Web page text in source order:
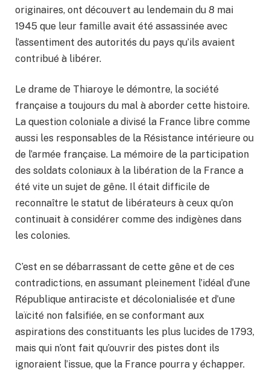
originaires, ont découvert au lendemain du 8 mai
1945 que leur famille avait été assassinée avec
l’assentiment des autorités du pays qu’ils avaient
contribué à libérer.
Le drame de Thiaroye le démontre, la société
française a toujours du mal à aborder cette histoire.
La question coloniale a divisé la France libre comme
aussi les responsables de la Résistance intérieure ou
de l’armée française. La mémoire de la participation
des soldats coloniaux à la libération de la France a
été vite un sujet de gêne. Il était difficile de
reconnaître le statut de libérateurs à ceux qu’on
continuait à considérer comme des indigènes dans
les colonies.
C’est en se débarrassant de cette gêne et de ces
contradictions, en assumant pleinement l’idéal d’une
République antiraciste et décolonialisée et d’une
laïcité non falsifiée, en se conformant aux
aspirations des constituants les plus lucides de 1793,
mais qui n’ont fait qu’ouvrir des pistes dont ils
ignoraient l’issue, que la France pourra y échapper.